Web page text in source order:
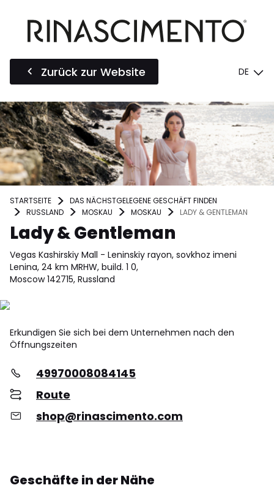
Zurück zur Website DE
STARTSEITE
DAS NÄCHSTGELEGENE GESCHÄFT FINDEN
RUSSLAND
MOSKAU MOSKAU LADY & GENTLEMAN
Lady & Gentleman
Vegas Kashirskiy Mall - Leninskiy rayon, sovkhoz imeni
Lenina, 24 km MRHW, build. 1 0,
Moscow 142715, Russland
Erkundigen Sie sich bei dem Unternehmen nach den
Öffnungszeiten
49970008084145
Route
shop@rinascimento.com
Geschäfte in der Nähe